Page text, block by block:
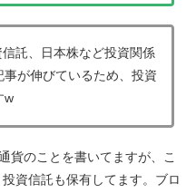
託、日本株など投資関係
が伸びているため、投資
w
貨のことを書いてますが、こ
資信託も保有してます。ブロ